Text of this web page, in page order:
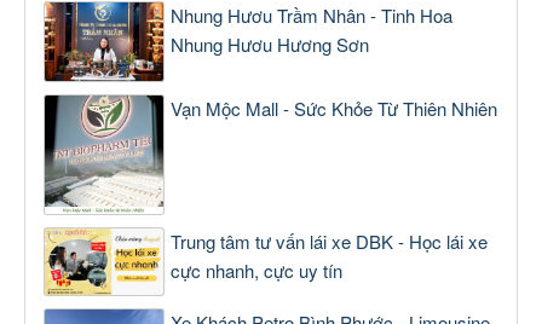
Nhung Hươu Trầm Nhân - Tinh Hoa
Nhung Hươu Hương Sơn
Vạn Mộc Mall - Sức Khỏe Từ Thiên Nhiên
Trung tâm tư vấn lái xe DBK - Học lái xe
cực nhanh, cực uy tín